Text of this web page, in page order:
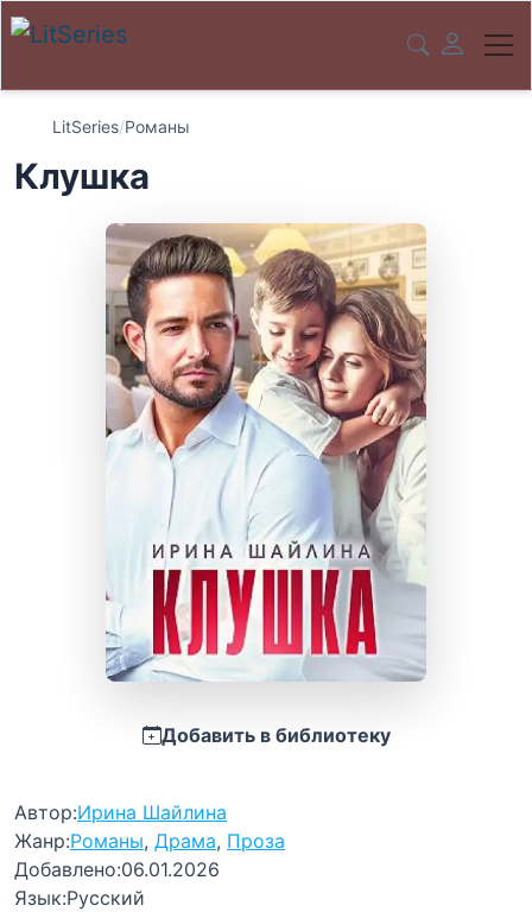
LitSeries/Романы
Клушка
Добавить в библиотеку
Автор:Ирина Шайлина
Жанр:Романы, Драма, Проза
Добавлено:06.01.2026
Язык:Русский